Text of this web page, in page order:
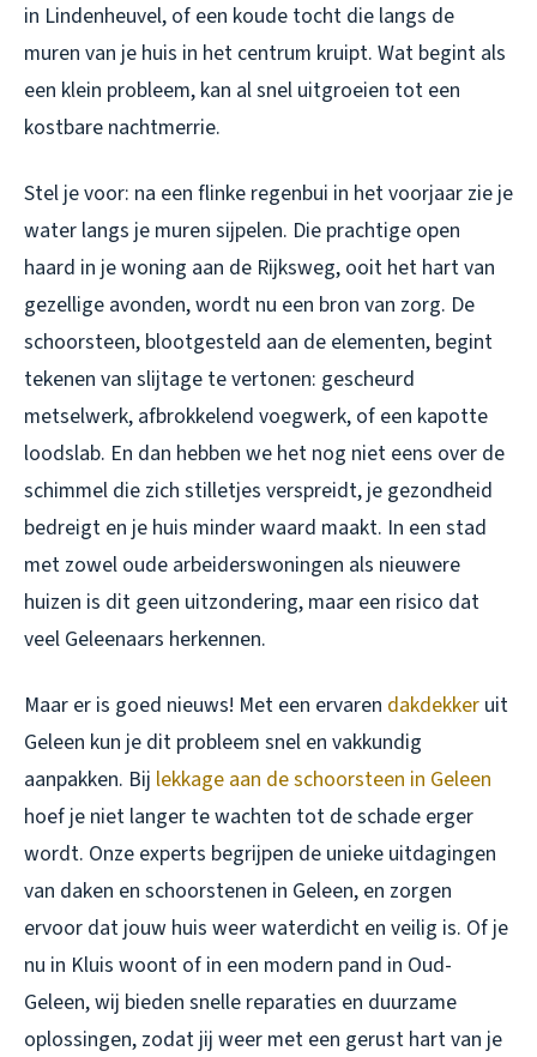
in Lindenheuvel, of een koude tocht die langs de
muren van je huis in het centrum kruipt. Wat begint als
een klein probleem, kan al snel uitgroeien tot een
kostbare nachtmerrie.
Stel je voor: na een flinke regenbui in het voorjaar zie je
water langs je muren sijpelen. Die prachtige open
haard in je woning aan de Rijksweg, ooit het hart van
gezellige avonden, wordt nu een bron van zorg. De
schoorsteen, blootgesteld aan de elementen, begint
tekenen van slijtage te vertonen: gescheurd
metselwerk, afbrokkelend voegwerk, of een kapotte
loodslab. En dan hebben we het nog niet eens over de
schimmel die zich stilletjes verspreidt, je gezondheid
bedreigt en je huis minder waard maakt. In een stad
met zowel oude arbeiderswoningen als nieuwere
huizen is dit geen uitzondering, maar een risico dat
veel Geleenaars herkennen.
Maar er is goed nieuws! Met een ervaren dakdekker uit
Geleen kun je dit probleem snel en vakkundig
aanpakken. Bij lekkage aan de schoorsteen in Geleen
hoef je niet langer te wachten tot de schade erger
wordt. Onze experts begrijpen de unieke uitdagingen
van daken en schoorstenen in Geleen, en zorgen
ervoor dat jouw huis weer waterdicht en veilig is. Of je
nu in Kluis woont of in een modern pand in Oud-
Geleen, wij bieden snelle reparaties en duurzame
oplossingen, zodat jij weer met een gerust hart van je